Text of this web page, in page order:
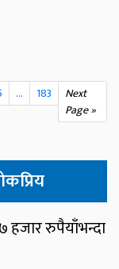
... 183
Next
Page »
हजार रुपैयाँभन्दा